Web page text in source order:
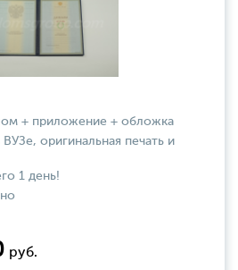
+ приложение + обложка
оригинальная печать и
1 день!
руб.